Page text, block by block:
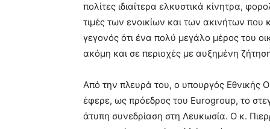
πολίτες ιδιαίτερα ελκυστικά κίνητρα,
τιμές των ενοικίων και των ακινήτων
γεγονός ότι ένα πολύ μεγάλο μέρος του
ακόμη και σε περιοχές με αυξημένη
Από την πλευρά του, ο υπουργός Εθνικής
έφερε, ως πρόεδρος του Eurogroup, το
άτυπη συνεδρίαση στη Λευκωσία. Ο κ.